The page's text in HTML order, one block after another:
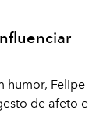
humor, Felipe
de afeto e